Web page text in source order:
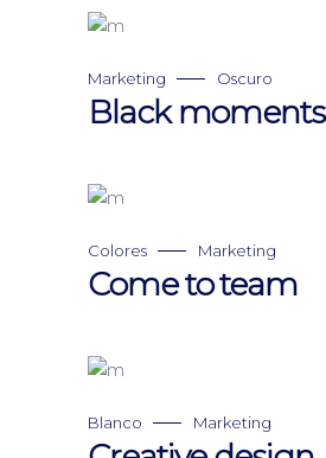
Marketing Oscuro
Black moments
Colores Marketing
Come to team
Blanco Marketing